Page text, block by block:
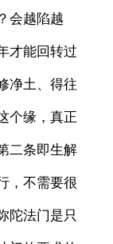
会越陷越
才能回转过
净土、得往
个缘，真正
二条即生解
，不需要很
陀法门是只